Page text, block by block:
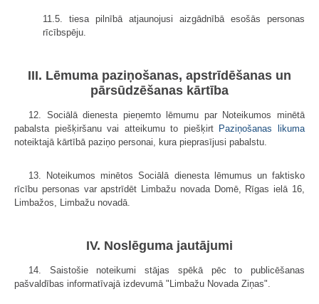
11.5. tiesa pilnībā atjaunojusi aizgādnībā esošās personas
rīcībspēju.
III. Lēmuma paziņošanas, apstrīdēšanas un
pārsūdzēšanas kārtība
12. Sociālā dienesta pieņemto lēmumu par Noteikumos minētā
pabalsta piešķiršanu vai atteikumu to piešķirt Paziņošanas likuma
noteiktajā kārtībā paziņo personai, kura pieprasījusi pabalstu.
13. Noteikumos minētos Sociālā dienesta lēmumus un faktisko
rīcību personas var apstrīdēt Limbažu novada Domē, Rīgas ielā 16,
Limbažos, Limbažu novadā.
IV. Noslēguma jautājumi
14. Saistošie noteikumi stājas spēkā pēc to publicēšanas
pašvaldības informatīvajā izdevumā "Limbažu Novada Ziņas".